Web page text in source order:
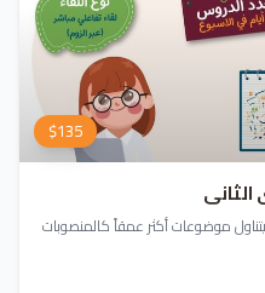
$135
موضوعات أكثر عمقاً كالمنصوبات